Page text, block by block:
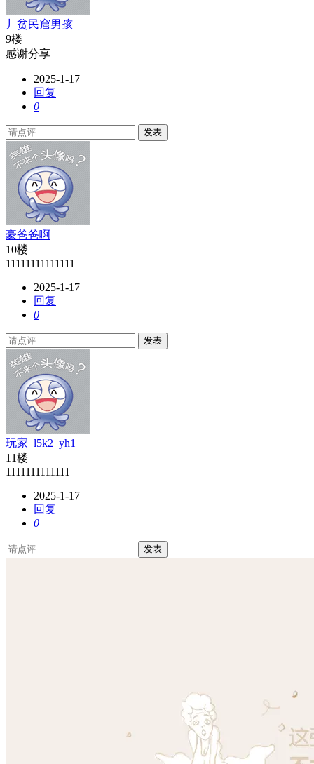
丿贫民窟男孩
9楼
感谢分享
2025-1-17
回复
0
发表
豪爸爸啊
10楼
11111111111111
2025-1-17
回复
0
发表
玩家_l5k2_yh1
11楼
1111111111111
2025-1-17
回复
0
发表